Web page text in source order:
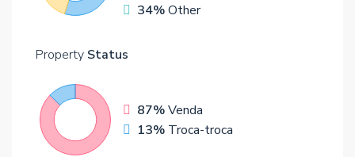
34%Other
Property Status
87%Venda
13% Troca-troca